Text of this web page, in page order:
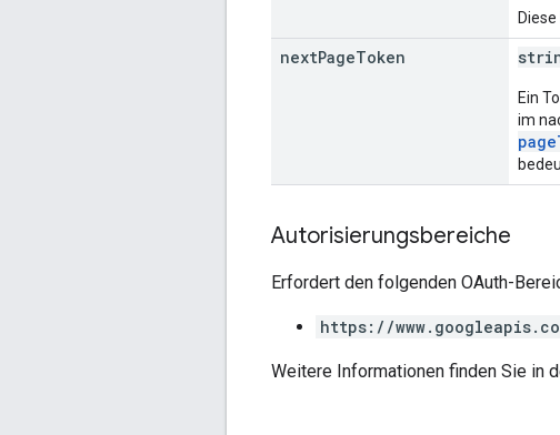
nextPageToken
Ein
im
Autorisierungsbereiche
Erfordert den folgenden OAuth-
https://
Weitere Informationen finden Sie in